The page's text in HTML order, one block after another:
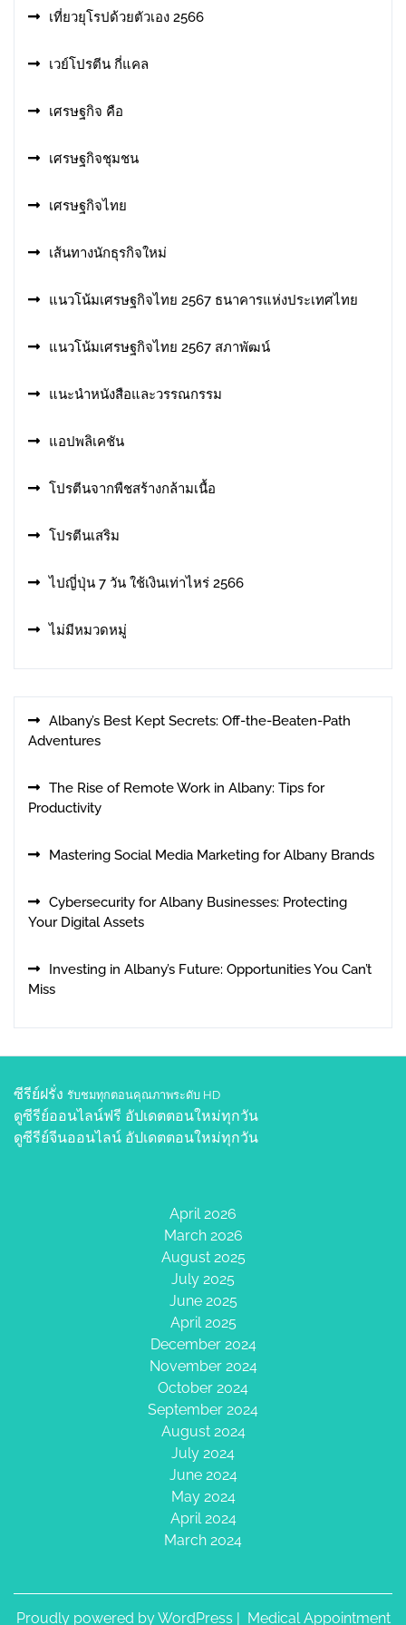
เที่ยวยุโรปด้วยตัวเอง 2566
เวย์โปรตีน กี่แคล
เศรษฐกิจ คือ
เศรษฐกิจชุมชน
เศรษฐกิจไทย
เส้นทางนักธุรกิจใหม่
แนวโน้มเศรษฐกิจไทย 2567 ธนาคารแห่งประเทศไทย
แนวโน้มเศรษฐกิจไทย 2567 สภาพัฒน์
แนะนำหนังสือและวรรณกรรม
แอปพลิเคชัน
โปรตีนจากพืชสร้างกล้ามเนื้อ
โปรตีนเสริม
ไปญี่ปุ่น 7 วัน ใช้เงินเท่าไหร่ 2566
ไม่มีหมวดหมู่
Albany’s Best Kept Secrets: Off-the-Beaten-Path
Adventures
The Rise of Remote Work in Albany: Tips for
Productivity
Mastering Social Media Marketing for Albany Brands
Cybersecurity for Albany Businesses: Protecting
Your Digital Assets
Investing in Albany’s Future: Opportunities You Can’t
Miss
ซีรีย์ฝรั่ง รับชมทุกตอนคุณภาพระดับ HD
ดูซีรีย์ออนไลน์ฟรี อัปเดตตอนใหม่ทุกวัน
ดูซีรีย์จีนออนไลน์ อัปเดตตอนใหม่ทุกวัน
April 2026
March 2026
August 2025
July 2025
June 2025
April 2025
December 2024
November 2024
October 2024
September 2024
August 2024
July 2024
June 2024
May 2024
April 2024
March 2024
Proudly powered by WordPress | Medical Appointment